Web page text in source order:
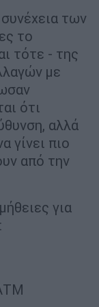
των
το
τότε - της
με
ότι
αλλά
γίνει πιο
από την
για